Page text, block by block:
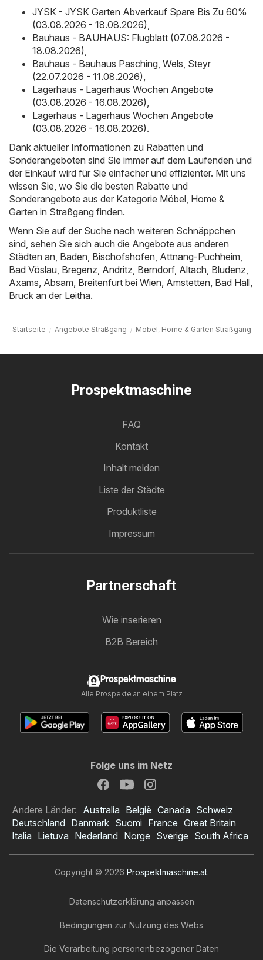
JYSK - JYSK Garten Abverkauf Spare Bis Zu 60%
(03.08.2026 - 18.08.2026),
Bauhaus - BAUHAUS: Flugblatt (07.08.2026 -
18.08.2026),
Bauhaus - Bauhaus Pasching, Wels, Steyr
(22.07.2026 - 11.08.2026),
Lagerhaus - Lagerhaus Wochen Angebote
(03.08.2026 - 16.08.2026),
Lagerhaus - Lagerhaus Wochen Angebote
(03.08.2026 - 16.08.2026).
Dank aktueller Informationen zu Rabatten und
Sonderangeboten sind Sie immer auf dem Laufenden und
der Einkauf wird für Sie einfacher und effizienter. Mit uns
wissen Sie, wo Sie die besten Rabatte und
Sonderangebote aus der Kategorie Möbel, Home &
Garten in Straßgang finden.
Wenn Sie auf der Suche nach weiteren Schnäppchen
sind, sehen Sie sich auch die Angebote aus anderen
Städten an, Baden, Bischofshofen, Attnang-Puchheim,
Bad Vöslau, Bregenz, Andritz, Berndorf, Altach, Bludenz,
Axams, Absam, Breitenfurt bei Wien, Amstetten, Bad Hall,
Bruck an der Leitha.
Startseite Angebote Straßgang Möbel, Home & Garten Straßgang
Prospektmaschine
FAQ
Kontakt
Inhalt melden
Liste der Städte
Produktliste
Impressum
Partnerschaft
Wie inserieren
B2B Bereich
Prospektmaschine
Alle Prospekte an einem Platz
Folge uns im Netz
Andere Länder: Australia België Canada Schweiz
Deutschland Danmark Suomi France Great Britain
Italia Lietuva Nederland Norge Sverige South Africa
Copyright © 2026 Prospektmaschine.at.
Datenschutzerklärung anpassen
Bedingungen zur Nutzung des Webs
Die Verarbeitung personenbezogener Daten